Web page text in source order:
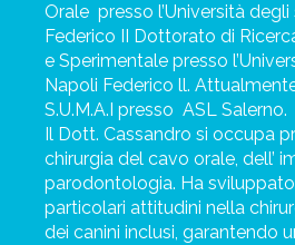
Orale presso l’Università
Federico II Dottorato di
e Sperimentale presso
Napoli Federico ll.
S.U.M.A.I presso ASL Salerno.
Il Dott. Cassandro si occupa
chirurgia del cavo orale, dell’
parodontologia. Ha
particolari attitudini nella
dei canini inclusi, garantendo